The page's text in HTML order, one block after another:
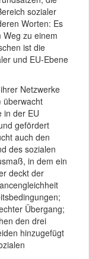
sozialer
Worten: Es
Weg zu einem
ist die
und EU-Ebene
Netzwerke
überwacht
in der EU
gefördert
auch den
des sozialen
in dem ein
deckt der
Übergang;
den drei
hinzugefügt